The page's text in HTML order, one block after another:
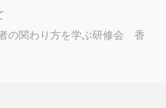
の関わり方を学ぶ研修会 香